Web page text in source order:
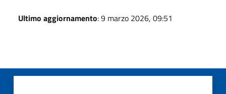
Ultimo aggiornamento: 9 marzo 2026, 09:51